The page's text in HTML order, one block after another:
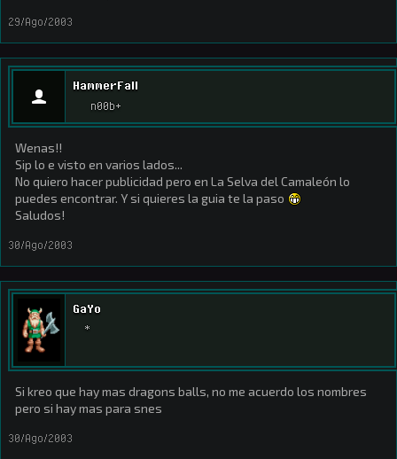
29/Ago/2003
HammerFall
n00b+
Wenas!!
Sip lo e visto en varios lados...
No quiero hacer publicidad pero en La Selva del Camaleón lo
puedes encontrar. Y si quieres la guia te la paso
Saludos!
30/Ago/2003
GaYo
*
Si kreo que hay mas dragons balls, no me acuerdo los nombres
pero si hay mas para snes
30/Ago/2003